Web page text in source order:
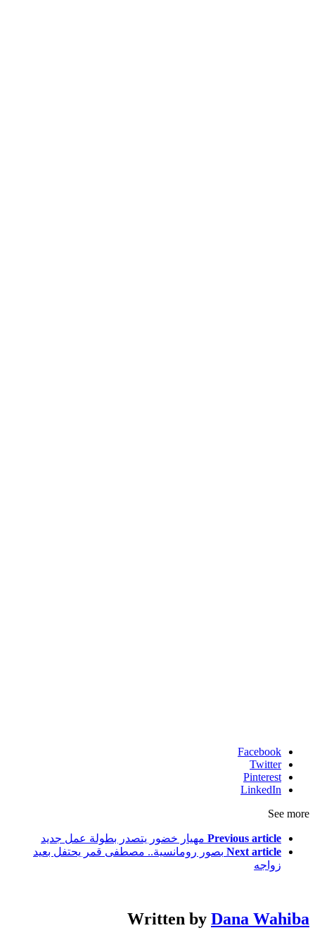
Facebook
Twitter
Pinterest
LinkedIn
See more
Previous article مهيار خضور يتصدر بطولة عمل جديد
Next article بصور رومانسية.. مصطفى قمر يحتفل بعيد
زواجه
Written by Dana Wahiba